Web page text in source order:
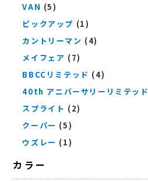
VAN (5)
ピックアップ (1)
カントリーマン (4)
メイフェア (7)
BBCCリミテッド (4)
40th アニバーサリーリミテッド
スプライト (2)
クーパー (5)
ウズレー (1)
カラー